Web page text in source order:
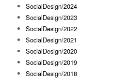
SocialDesign/2024
SocialDesign/2023
SocialDesign/2022
SocialDesign/2021
SocialDesign/2020
SocialDesign/2019
SocialDesign/2018